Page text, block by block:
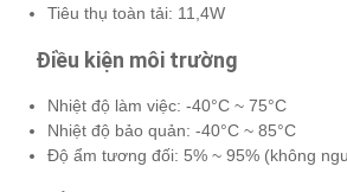
Tiêu thụ toàn tải: 11,4W
Điều kiện môi trường
Nhiệt độ làm việc: -40°C ~ 75°C
Nhiệt độ bảo quản: -40°C ~ 85°C
Độ ẩm tương đối: 5% ~ 95% (không